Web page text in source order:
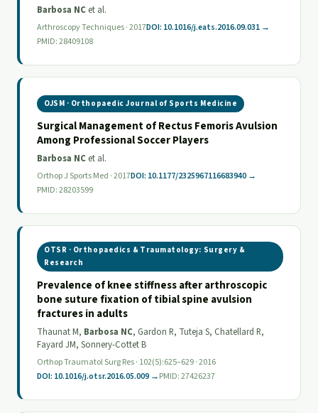
Barbosa NC et al.
Arthroscopy Techniques · 2017DOI: 10.1016/j.eats.2016.09.031 →
PMID: 28409108
OJSM · Orthopaedic Journal of Sports Medicine
Surgical Management of Rectus Femoris Avulsion
Among Professional Soccer Players
Barbosa NC et al.
Orthop J Sports Med · 2017DOI: 10.1177/2325967116683940 →
PMID: 28203599
OTSR · Orthopaedics & Traumatology: Surgery &
Research
Prevalence of knee stiffness after arthroscopic
bone suture fixation of tibial spine avulsion
fractures in adults
Thaunat M, Barbosa NC, Gardon R, Tuteja S, Chatellard R,
Fayard JM, Sonnery-Cottet B
Orthop Traumatol Surg Res · 102(5):625–629 · 2016
DOI: 10.1016/j.otsr.2016.05.009 →PMID: 27426237